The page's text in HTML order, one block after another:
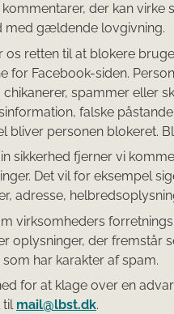
kommentarer, der kan virke
med gældende lovgivning.
os retten til at blokere
for Facebook-siden.
chikanerer, spammer eller
falske
bliver personen blokeret.
sikkerhed fjerner vi
Det vil for eksempel
adresse,
virksomheders
oplysninger, der fremstår
har karakter af spam.
for at klage over en
til mail@lbst.dk.